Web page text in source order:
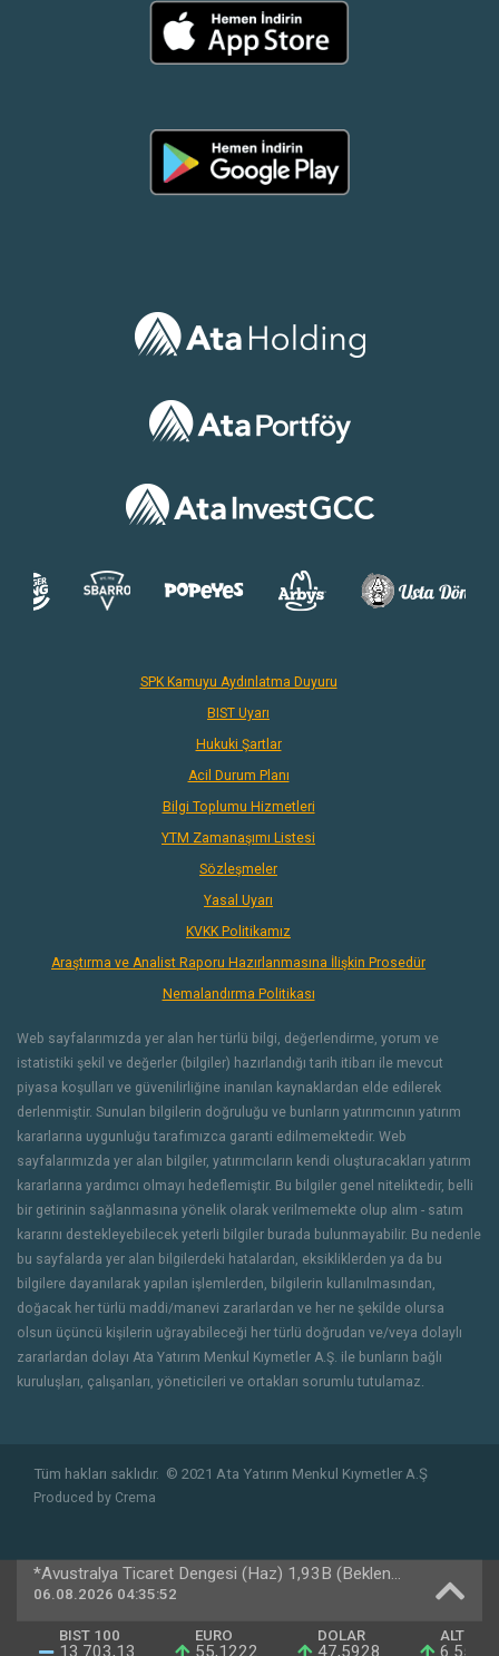
SPK Kamuyu Aydınlatma Duyuru
BIST Uyarı
Hukuki Şartlar
Acil Durum Planı
Bilgi Toplumu Hizmetleri
YTM Zamanaşımı Listesi
Sözleşmeler
Yasal Uyarı
KVKK Politikamız
Araştırma ve Analist Raporu Hazırlanmasına İlişkin Prosedür
Nemalandırma Politikası
Web sayfalarımızda yer alan her türlü bilgi, değerlendirme, yorum ve
istatistiki şekil ve değerler (bilgiler) hazırlandığı tarih itibarı ile mevcut
piyasa koşulları ve güvenilirliğine inanılan kaynaklardan elde edilerek
derlenmiştir. Sunulan bilgilerin doğruluğu ve bunların yatırımcının yatırım
kararlarına uygunluğu tarafımızca garanti edilmemektedir. Web
sayfalarımızda yer alan bilgiler, yatırımcıların kendi oluşturacakları yatırım
kararlarına yardımcı olmayı hedeflemiştir. Bu bilgiler genel niteliktedir, belli
bir getirinin sağlanmasına yönelik olarak verilmemekte olup alım - satım
kararını destekleyebilecek yeterli bilgiler burada bulunmayabilir. Bu nedenle
bu sayfalarda yer alan bilgilerdeki hatalardan, eksikliklerden ya da bu
bilgilere dayanılarak yapılan işlemlerden, bilgilerin kullanılmasından,
doğacak her türlü maddi/manevi zararlardan ve her ne şekilde olursa
olsun üçüncü kişilerin uğrayabileceği her türlü doğrudan ve/veya dolaylı
zararlardan dolayı Ata Yatırım Menkul Kıymetler A.Ş. ile bunların bağlı
kuruluşları, çalışanları, yöneticileri ve ortakları sorumlu tutulamaz.
Tüm hakları saklıdır. © 2021 Ata Yatırım Menkul Kıymetler A.Ş
Produced by Crema
BIST 100
13.703,13
EURO
55,1222
DOLAR
47,5928
ALTIN
*Avustralya Ticaret Dengesi (Haz) 1,93B (Beklenti -1,06B Önceki -2,37B)
06.08.2026 04:35:52